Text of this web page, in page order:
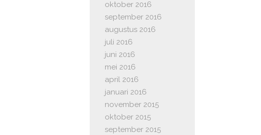
oktober 2016
september 2016
augustus 2016
juli 2016
juni 2016
mei 2016
april 2016
januari 2016
november 2015
oktober 2015
september 2015